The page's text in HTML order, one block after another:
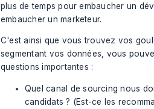
plus de temps pour embaucher un
embaucher un marketeur.
C'est ainsi que vous trouvez vos
segmentant vos données, vous
questions importantes :
Quel canal de sourcing nous
candidats ? (Est-ce les